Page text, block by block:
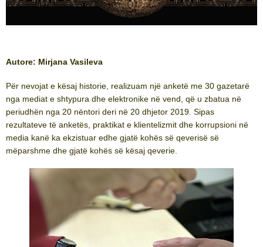
Autore: Mirjana Vasileva
Për nevojat e kësaj historie, realizuam një anketë me 30 gazetarë
nga mediat e shtypura dhe elektronike në vend, që u zbatua në
periudhën nga 20 nëntori deri në 20 dhjetor 2019. Sipas
rezultateve të anketës, praktikat e klientelizmit dhe korrupsioni në
media kanë ka ekzistuar edhe gjatë kohës së qeverisë së
mëparshme dhe gjatë kohës së kësaj qeverie.